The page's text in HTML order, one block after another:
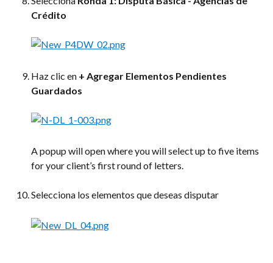
Crédito
Haz clic en + Agregar Elementos Pendientes
Guardados
A popup will open where you will select up to five items
for your client’s first round of letters.
Selecciona los elementos que deseas disputar